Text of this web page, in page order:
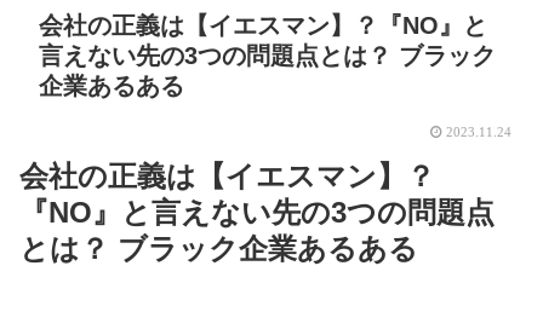
会社の正義は【イエスマン】？『NO』と
言えない先の3つの問題点とは？ ブラック
企業あるある
2023.11.24
会社の正義は【イエスマン】？
『NO』と言えない先の3つの問題点
とは？ ブラック企業あるある